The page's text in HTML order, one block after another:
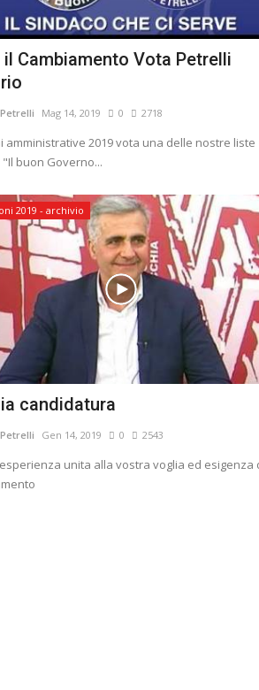
Cambiamento Vota Petrelli
Mag 14, 2019 0 2718
amministrative 2019 vota una delle nostre liste
"Il buon Governo...
2019 - archivio
candidatura
Gen 14, 2019 0 2543
unita alla vostra voglia ed esigenza